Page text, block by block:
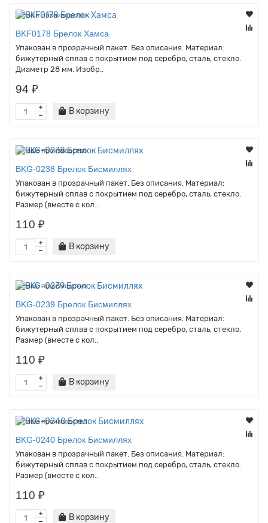
Наше производство
BKF0178 Брелок Хамса
Упакован в прозрачный пакет. Без описания. Материал:
бижутерный сплав с покрытием под серебро, сталь, стекло.
Диаметр 28 мм. Изобр..
94 ₽
В корзину
Наше производство
BKG-0238 Брелок Бисмиллях
Упакован в прозрачный пакет. Без описания. Материал:
бижутерный сплав с покрытием под серебро, сталь, стекло.
Размер (вместе с кол..
110 ₽
В корзину
Наше производство
BKG-0239 Брелок Бисмиллях
Упакован в прозрачный пакет. Без описания. Материал:
бижутерный сплав с покрытием под серебро, сталь, стекло.
Размер (вместе с кол..
110 ₽
В корзину
Наше производство
BKG-0240 Брелок Бисмиллях
Упакован в прозрачный пакет. Без описания. Материал:
бижутерный сплав с покрытием под серебро, сталь, стекло.
Размер (вместе с кол..
110 ₽
В корзину